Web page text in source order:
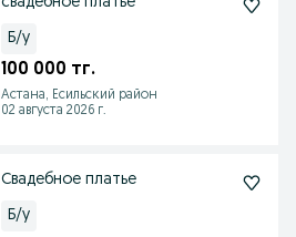
Б/у
100 000 тг.
Астана, Есильский район
02 августа 2026 г.
Свадебное платье
Б/у